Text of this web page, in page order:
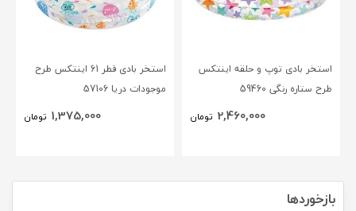
استخر بادی توپ و حلقه اینتکس
طرح ستاره رنگی 59460
2,460,000 تومان
استخر بادی قطر 61 اینتکس طرح
موجودات دریا 57106
1,375,000 تومان
بازخوردها